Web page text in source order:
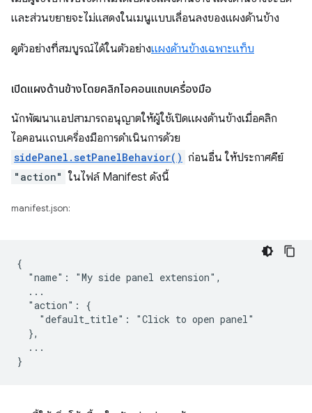
และส่วนขยายจะไม่แสดงในเมนูแบบเลื่อนลงของแผงด้านข้าง
ดูตัวอย่างที่สมบูรณ์ได้ในตัวอย่างแผงด้านข้างเฉพาะแท็บ
เปิดแผงด้านข้างโดยคลิกไอคอนแถบเครื่องมือ
นักพัฒนาแอปสามารถอนุญาตให้ผู้ใช้เปิดแผงด้านข้างเมื่อคลิก
ไอคอนแถบเครื่องมือการดำเนินการด้วย
sidePanel.setPanelBehavior() ก่อนอื่น ให้ประกาศคีย์
"action" ในไฟล์ Manifest ดังนี้
manifest.json:
{
  "name": "My side panel extension",
  ...
  "action": {
    "default_title": "Click to open panel"
  },
  ...